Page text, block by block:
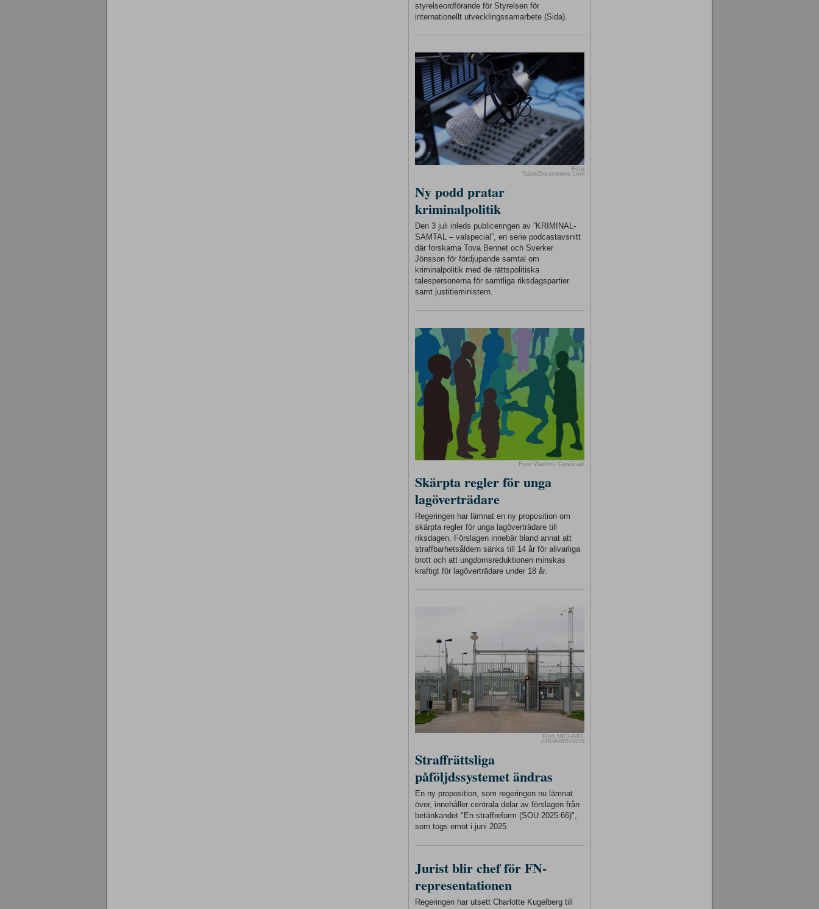
styrelseordförande för Styrelsen för
internationellt utvecklingssamarbete (Sida).
Foto
Tsian/Dreamstime.com
Ny podd pratar
kriminalpolitik
Den 3 juli inleds publiceringen av ”KRIMINAL-
SAMTAL – valspecial”, en serie podcastavsnitt
där forskarna Tova Bennet och Sverker
Jönsson för fördjupande samtal om
kriminalpolitik med de rättspolitiska
talespersonerna för samtliga riksdagspartier
samt justitieministern.
Foto Vladimír Cerešnák
Skärpta regler för unga
lagöverträdare
Regeringen har lämnat en ny proposition om
skärpta regler för unga lagöverträdare till
riksdagen. Förslagen innebär bland annat att
straffbarhetsåldern sänks till 14 år för allvarliga
brott och att ungdomsreduktionen minskas
kraftigt för lagöverträdare under 18 år.
Foto MICHAEL
ERHARDSSON
Straffrättsliga
påföljdssystemet ändras
En ny proposition, som regeringen nu lämnat
över, innehåller centrala delar av förslagen från
betänkandet "En straffreform (SOU 2025:66)",
som togs emot i juni 2025.
Jurist blir chef för FN-
representationen
Regeringen har utsett Charlotte Kugelberg till